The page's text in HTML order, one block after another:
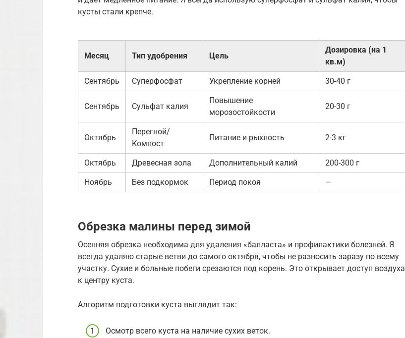
кусты стали крепче.
Месяц Тип удобрения Цель
Дозировка (на 1
кв.м)
Сентябрь Суперфосфат Укрепление корней 30-40 г
Сентябрь Сульфат калия
Повышение
морозостойкости
20-30 г
Октябрь
Перегной/
Компост
Питание и рыхлость 2-3 кг
Октябрь Древесная зола Дополнительный калий 200-300 г
Ноябрь Без подкормок Период покоя —
Обрезка малины перед зимой
Осенняя обрезка необходима для удаления «балласта» и профилактики болезней. Я
всегда удаляю старые ветви до самого октября, чтобы не разносить заразу по всему
участку. Сухие и больные побеги срезаются под корень. Это открывает доступ воздуха
к центру куста.
Алгоритм подготовки куста выглядит так:
Осмотр всего куста на наличие сухих веток.